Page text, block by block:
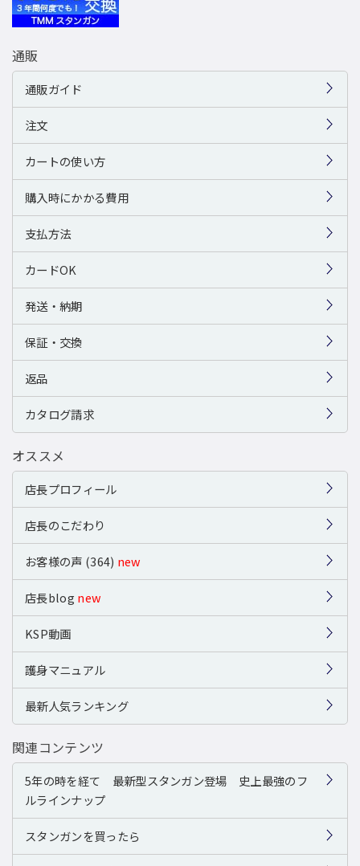
通販
通販ガイド
注文
カートの使い方
購入時にかかる費用
支払方法
カードOK
発送・納期
保証・交換
返品
カタログ請求
オススメ
店長プロフィール
店長のこだわり
お客様の声 (364) new
店長blog new
KSP動画
護身マニュアル
最新人気ランキング
関連コンテンツ
5年の時を経て 最新型スタンガン登場 史上最強のフ
ルラインナップ
スタンガンを買ったら